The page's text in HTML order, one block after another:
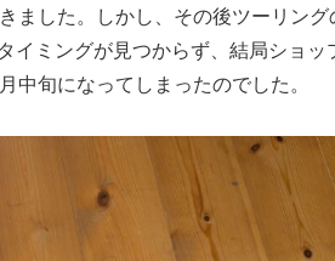
した。しかし、その後ツーリング
イミングが見つからず、結局ショ
旬になってしまったのでした。